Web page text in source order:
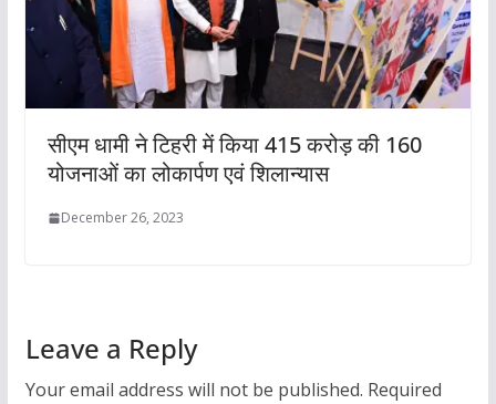
सीएम धामी ने टिहरी में किया 415 करोड़ की 160
योजनाओं का लोकार्पण एवं शिलान्यास
December 26, 2023
Leave a Reply
Your email address will not be published. Required